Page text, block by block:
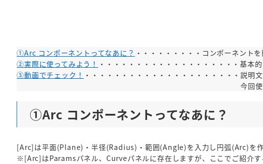
①Arc コンポーネントってなあに？ ・・・・・・・・・コンポーネント
②実際に使ってみよう！ ・・・・・・・・・・・・・・・・・・・基本
③動画でチェック！ ・・・・・・・・・・・・・・・・・・・・・説明
今回使ったコンポーネント一
①Arc コンポーネントってなあに？
[Arc]は平面(Plane)・半径(Radius)・範囲(Angle)を入力し円弧(Arc)を作
※[Arc]はParamsパネル、Curveパネルに存在しますが、ここでご紹介す